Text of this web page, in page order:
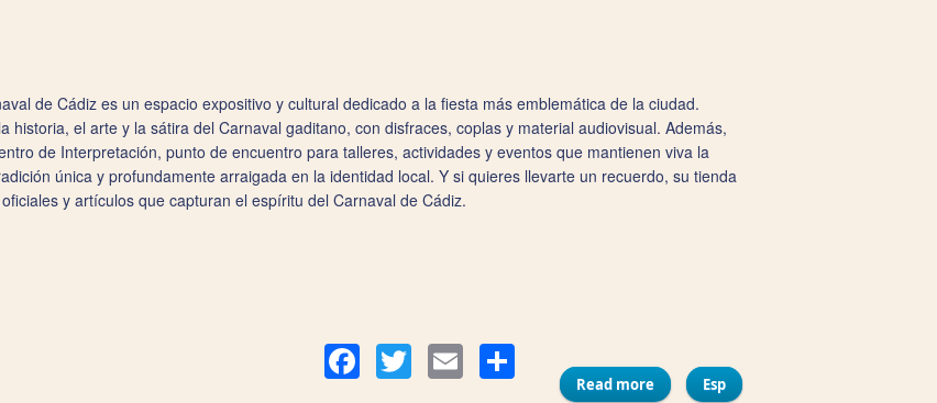
de Cádiz es un espacio expositivo y cultural dedicado a la fiesta más emblemática de la ciudad.
historia, el arte y la sátira del Carnaval gaditano, con disfraces, coplas y material audiovisual. Además,
de Interpretación, punto de encuentro para talleres, actividades y eventos que mantienen viva la
única y profundamente arraigada en la identidad local. Y si quieres llevarte un recuerdo, su tienda
y artículos que capturan el espíritu del Carnaval de Cádiz.
FacebookTwitter Email Compartir
Read more about Casa del Carnaval
Esp